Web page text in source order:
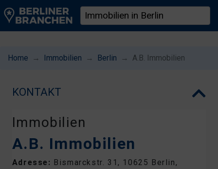
Home Immobilien Berlin A.B. Immobilien
KONTAKT
Immobilien
A.B. Immobilien
Adresse: Bismarckstr. 31, 10625 Berlin,